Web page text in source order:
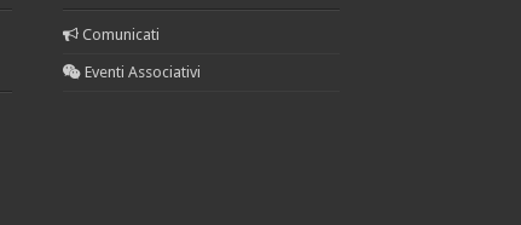
Comunicati
Eventi Associativi